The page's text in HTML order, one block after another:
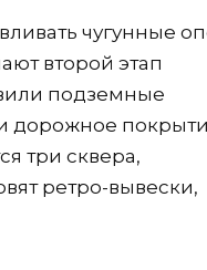
чугунные
второй этап
подземные
дорожное
три сквера,
ретро-вывески,